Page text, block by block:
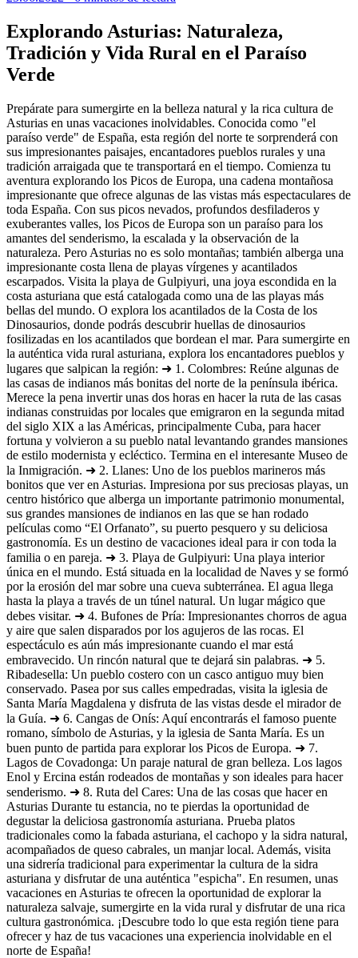
Explorando Asturias: Naturaleza,
Tradición y Vida Rural en el Paraíso
Verde
Prepárate para sumergirte en la belleza natural y la rica cultura de
Asturias en unas vacaciones inolvidables. Conocida como "el
paraíso verde" de España, esta región del norte te sorprenderá con
sus impresionantes paisajes, encantadores pueblos rurales y una
tradición arraigada que te transportará en el tiempo. Comienza tu
aventura explorando los Picos de Europa, una cadena montañosa
impresionante que ofrece algunas de las vistas más espectaculares de
toda España. Con sus picos nevados, profundos desfiladeros y
exuberantes valles, los Picos de Europa son un paraíso para los
amantes del senderismo, la escalada y la observación de la
naturaleza. Pero Asturias no es solo montañas; también alberga una
impresionante costa llena de playas vírgenes y acantilados
escarpados. Visita la playa de Gulpiyuri, una joya escondida en la
costa asturiana que está catalogada como una de las playas más
bellas del mundo. O explora los acantilados de la Costa de los
Dinosaurios, donde podrás descubrir huellas de dinosaurios
fosilizadas en los acantilados que bordean el mar. Para sumergirte en
la auténtica vida rural asturiana, explora los encantadores pueblos y
lugares que salpican la región: ➜ 1. Colombres: Reúne algunas de
las casas de indianos más bonitas del norte de la península ibérica.
Merece la pena invertir unas dos horas en hacer la ruta de las casas
indianas construidas por locales que emigraron en la segunda mitad
del siglo XIX a las Américas, principalmente Cuba, para hacer
fortuna y volvieron a su pueblo natal levantando grandes mansiones
de estilo modernista y ecléctico. Termina en el interesante Museo de
la Inmigración. ➜ 2. Llanes: Uno de los pueblos marineros más
bonitos que ver en Asturias. Impresiona por sus preciosas playas, un
centro histórico que alberga un importante patrimonio monumental,
sus grandes mansiones de indianos en las que se han rodado
películas como “El Orfanato”, su puerto pesquero y su deliciosa
gastronomía. Es un destino de vacaciones ideal para ir con toda la
familia o en pareja. ➜ 3. Playa de Gulpiyuri: Una playa interior
única en el mundo. Está situada en la localidad de Naves y se formó
por la erosión del mar sobre una cueva subterránea. El agua llega
hasta la playa a través de un túnel natural. Un lugar mágico que
debes visitar. ➜ 4. Bufones de Pría: Impresionantes chorros de agua
y aire que salen disparados por los agujeros de las rocas. El
espectáculo es aún más impresionante cuando el mar está
embravecido. Un rincón natural que te dejará sin palabras. ➜ 5.
Ribadesella: Un pueblo costero con un casco antiguo muy bien
conservado. Pasea por sus calles empedradas, visita la iglesia de
Santa María Magdalena y disfruta de las vistas desde el mirador de
la Guía. ➜ 6. Cangas de Onís: Aquí encontrarás el famoso puente
romano, símbolo de Asturias, y la iglesia de Santa María. Es un
buen punto de partida para explorar los Picos de Europa. ➜ 7.
Lagos de Covadonga: Un paraje natural de gran belleza. Los lagos
Enol y Ercina están rodeados de montañas y son ideales para hacer
senderismo. ➜ 8. Ruta del Cares: Una de las cosas que hacer en
Asturias Durante tu estancia, no te pierdas la oportunidad de
degustar la deliciosa gastronomía asturiana. Prueba platos
tradicionales como la fabada asturiana, el cachopo y la sidra natural,
acompañados de queso cabrales, un manjar local. Además, visita
una sidrería tradicional para experimentar la cultura de la sidra
asturiana y disfrutar de una auténtica "espicha". En resumen, unas
vacaciones en Asturias te ofrecen la oportunidad de explorar la
naturaleza salvaje, sumergirte en la vida rural y disfrutar de una rica
cultura gastronómica. ¡Descubre todo lo que esta región tiene para
ofrecer y haz de tus vacaciones una experiencia inolvidable en el
norte de España!